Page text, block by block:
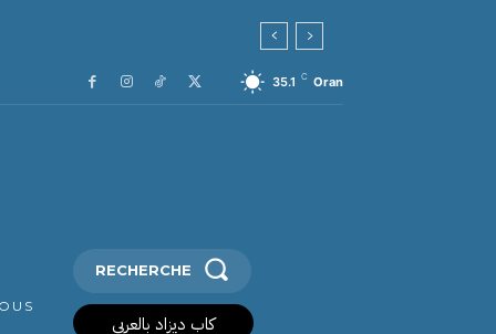
35.1 C Oran
RECHERCHE
كاب ديزاد بالعربي